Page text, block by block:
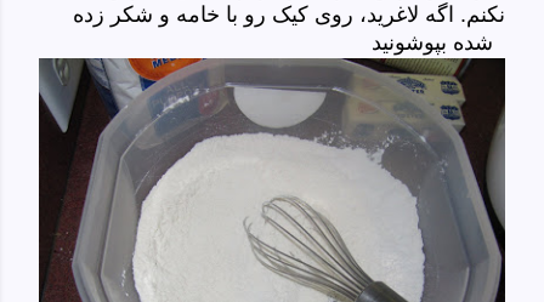
نکنم. اگه لاغرید، روی کیک رو با خامه و شکر زده